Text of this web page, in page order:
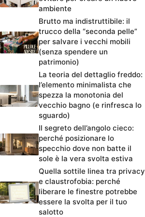
ambiente
Brutto ma indistruttibile: il
trucco della “seconda pelle”
per salvare i vecchi mobili
(senza spendere un
patrimonio)
La teoria del dettaglio freddo:
l’elemento minimalista che
spezza la monotonia del
vecchio bagno (e rinfresca lo
sguardo)
Il segreto dell’angolo cieco:
perché posizionare lo
specchio dove non batte il
sole è la vera svolta estiva
Quella sottile linea tra privacy
e claustrofobia: perché
liberare le finestre potrebbe
essere la svolta per il tuo
salotto